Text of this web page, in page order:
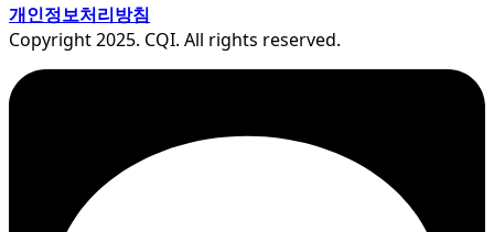
개인정보처리방침
Copyright 2025. CQI. All rights reserved.